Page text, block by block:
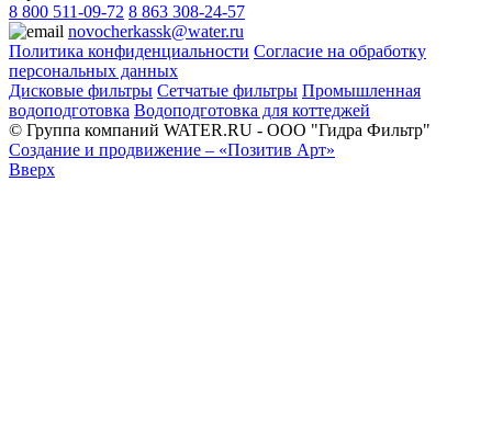
8 800 511-09-72 8 863 308-24-57
novocherkassk@water.ru
Политика конфиденциальности Согласие на обработку
персональных данных
Дисковые фильтры Сетчатые фильтры Промышленная
водоподготовка Водоподготовка для коттеджей
© Группа компаний WATER.RU - ООО "Гидра Фильтр"
Создание и продвижение – «Позитив Арт»
Вверх